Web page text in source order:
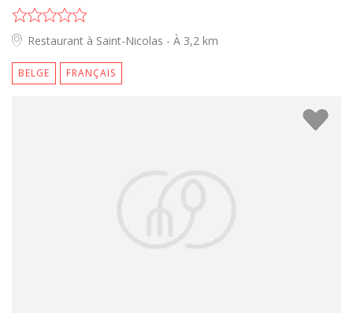
Restaurant à Saint-Nicolas - À 3,2 km
BELGE FRANÇAIS